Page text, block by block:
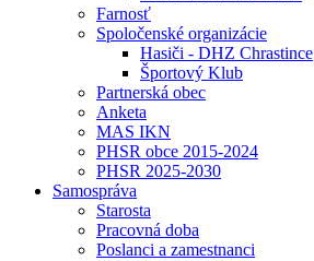
Farnosť
Spoločenské organizácie
Hasiči - DHZ Chrastince
Športový Klub
Partnerská obec
Anketa
MAS IKN
PHSR obce 2015-2024
PHSR 2025-2030
Samospráva
Starosta
Pracovná doba
Poslanci a zamestnanci